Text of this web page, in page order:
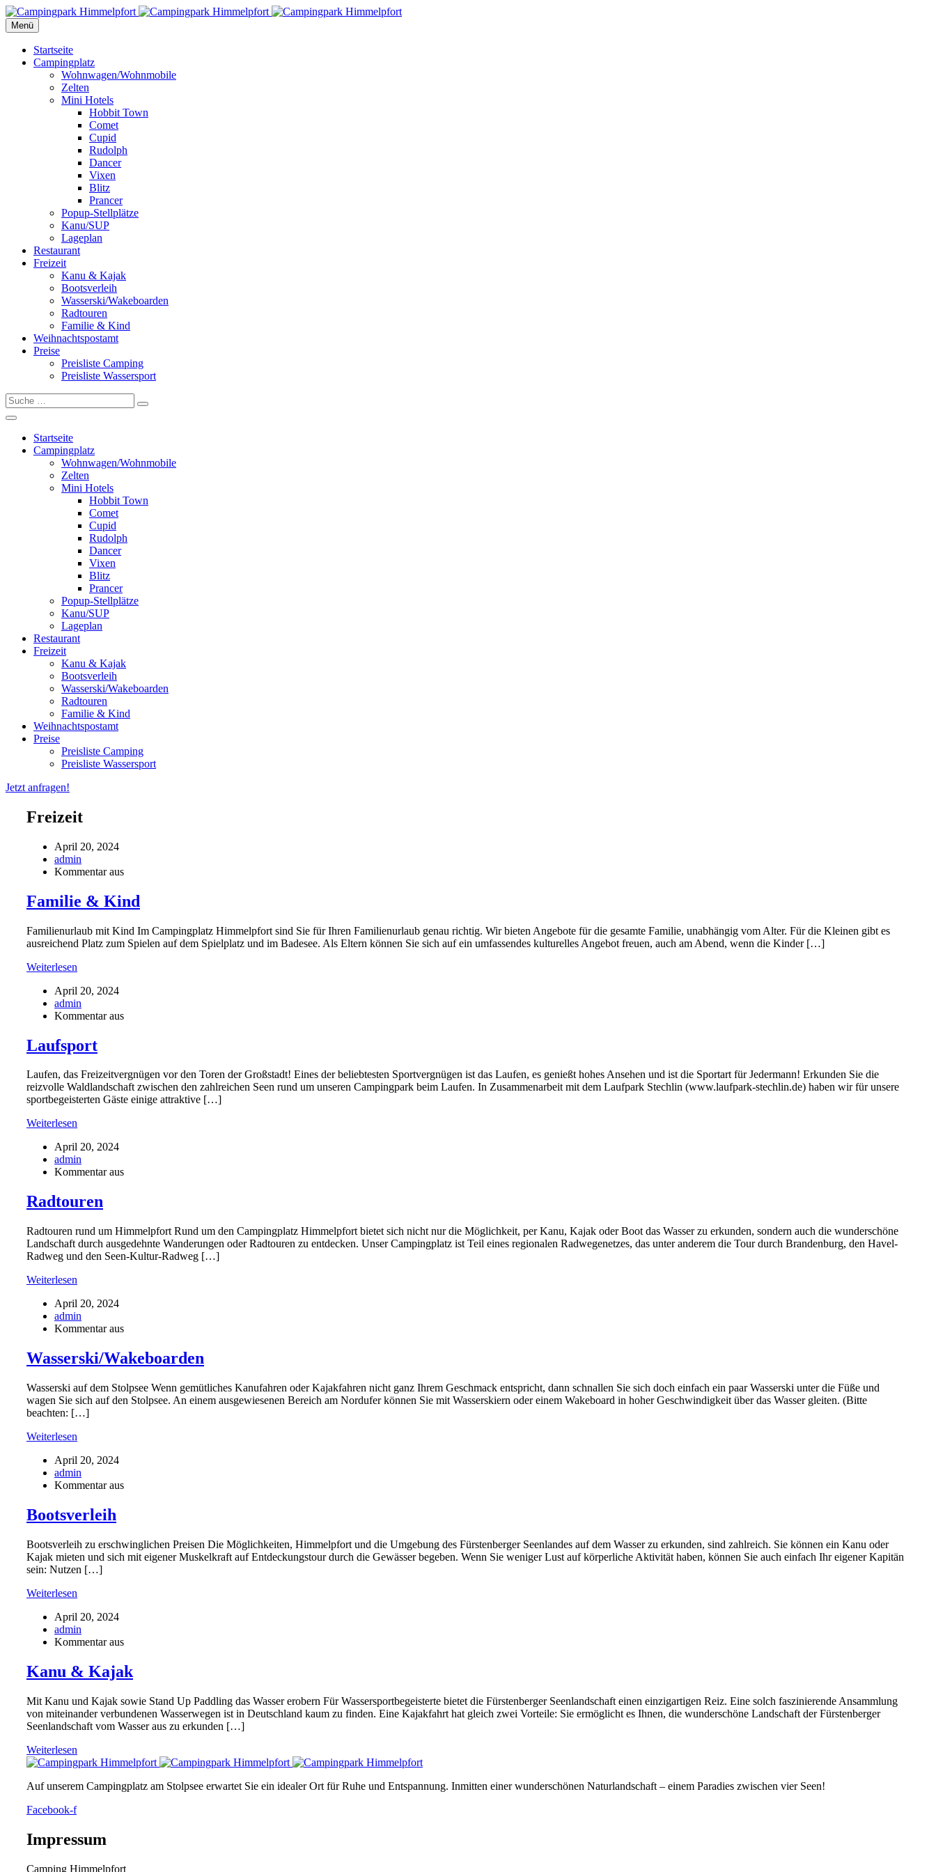
Menü
Startseite
Campingplatz
Wohnwagen/Wohnmobile
Zelten
Mini Hotels
Hobbit Town
Comet
Cupid
Rudolph
Dancer
Vixen
Blitz
Prancer
Popup-Stellplätze
Kanu/SUP
Lageplan
Restaurant
Freizeit
Kanu & Kajak
Bootsverleih
Wasserski/Wakeboarden
Radtouren
Familie & Kind
Weihnachtspostamt
Preise
Preisliste Camping
Preisliste Wassersport
Startseite
Campingplatz
Wohnwagen/Wohnmobile
Zelten
Mini Hotels
Hobbit Town
Comet
Cupid
Rudolph
Dancer
Vixen
Blitz
Prancer
Popup-Stellplätze
Kanu/SUP
Lageplan
Restaurant
Freizeit
Kanu & Kajak
Bootsverleih
Wasserski/Wakeboarden
Radtouren
Familie & Kind
Weihnachtspostamt
Preise
Preisliste Camping
Preisliste Wassersport
Jetzt anfragen!
Freizeit
April 20, 2024
admin
Kommentar aus
Familie & Kind
Familienurlaub mit Kind Im Campingplatz Himmelpfort sind Sie für Ihren Familienurlaub genau richtig. Wir bieten Angebote für die gesamte Familie, unabhängig vom Alter. Für die Kleinen gibt es
ausreichend Platz zum Spielen auf dem Spielplatz und im Badesee. Als Eltern können Sie sich auf ein umfassendes kulturelles Angebot freuen, auch am Abend, wenn die Kinder […]
Weiterlesen
April 20, 2024
admin
Kommentar aus
Laufsport
Laufen, das Freizeitvergnügen vor den Toren der Großstadt! Eines der beliebtesten Sportvergnügen ist das Laufen, es genießt hohes Ansehen und ist die Sportart für Jedermann! Erkunden Sie die
reizvolle Waldlandschaft zwischen den zahlreichen Seen rund um unseren Campingpark beim Laufen. In Zusammenarbeit mit dem Laufpark Stechlin (www.laufpark-stechlin.de) haben wir für unsere
sportbegeisterten Gäste einige attraktive […]
Weiterlesen
April 20, 2024
admin
Kommentar aus
Radtouren
Radtouren rund um Himmelpfort​ Rund um den Campingplatz Himmelpfort bietet sich nicht nur die Möglichkeit, per Kanu, Kajak oder Boot das Wasser zu erkunden, sondern auch die wunderschöne
Landschaft durch ausgedehnte Wanderungen oder Radtouren zu entdecken. Unser Campingplatz ist Teil eines regionalen Radwegenetzes, das unter anderem die Tour durch Brandenburg, den Havel-
Radweg und den Seen-Kultur-Radweg […]
Weiterlesen
April 20, 2024
admin
Kommentar aus
Wasserski/Wakeboarden
Wasserski auf dem Stolpsee Wenn gemütliches Kanufahren oder Kajakfahren nicht ganz Ihrem Geschmack entspricht, dann schnallen Sie sich doch einfach ein paar Wasserski unter die Füße und
wagen Sie sich auf den Stolpsee. An einem ausgewiesenen Bereich am Nordufer können Sie mit Wasserskiern oder einem Wakeboard in hoher Geschwindigkeit über das Wasser gleiten. (Bitte
beachten: […]
Weiterlesen
April 20, 2024
admin
Kommentar aus
Bootsverleih
Bootsverleih zu erschwinglichen Preisen Die Möglichkeiten, Himmelpfort und die Umgebung des Fürstenberger Seenlandes auf dem Wasser zu erkunden, sind zahlreich. Sie können ein Kanu oder
Kajak mieten und sich mit eigener Muskelkraft auf Entdeckungstour durch die Gewässer begeben. Wenn Sie weniger Lust auf körperliche Aktivität haben, können Sie auch einfach Ihr eigener Kapitän
sein: Nutzen […]
Weiterlesen
April 20, 2024
admin
Kommentar aus
Kanu & Kajak
Mit Kanu und Kajak sowie Stand Up Paddling das Wasser erobern Für Wassersportbegeisterte bietet die Fürstenberger Seenlandschaft einen einzigartigen Reiz. Eine solch faszinierende Ansammlung
von miteinander verbundenen Wasserwegen ist in Deutschland kaum zu finden. Eine Kajakfahrt hat gleich zwei Vorteile: Sie ermöglicht es Ihnen, die wunderschöne Landschaft der Fürstenberger
Seenlandschaft vom Wasser aus zu erkunden […]
Weiterlesen
Auf unserem Campingplatz am Stolpsee erwartet Sie ein idealer Ort für Ruhe und Entspannung. Inmitten einer wunderschönen Naturlandschaft – einem Paradies zwischen vier Seen!
Facebook-f
Impressum
Camping Himmelpfort